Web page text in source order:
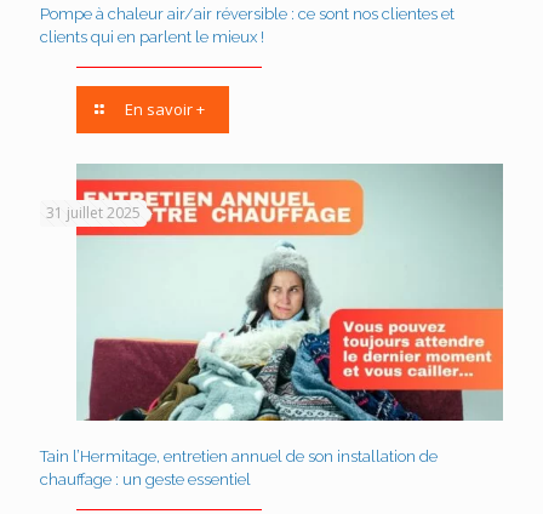
Pompe à chaleur air/air réversible : ce sont nos clientes et
clients qui en parlent le mieux !
En savoir +
31 juillet 2025
Tain l’Hermitage, entretien annuel de son installation de
chauffage : un geste essentiel